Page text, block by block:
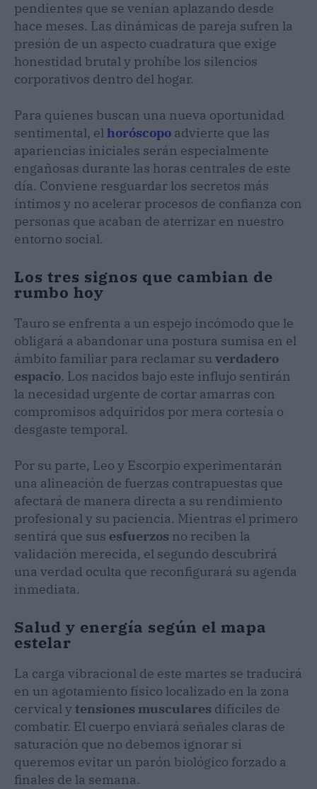
pendientes que se venían aplazando desde
hace meses. Las dinámicas de pareja sufren la
presión de un aspecto cuadratura que exige
honestidad brutal y prohíbe los silencios
corporativos dentro del hogar.
Para quienes buscan una nueva oportunidad
sentimental, elhoróscopo advierte que las
apariencias iniciales serán especialmente
engañosas durante las horas centrales de este
día. Conviene resguardar los secretos más
íntimos y no acelerar procesos de confianza con
personas que acaban de aterrizar en nuestro
entorno social.
Los tres signos que cambian de
rumbo hoy
Tauro se enfrenta a un espejo incómodo que le
obligará a abandonar una postura sumisa en el
ámbito familiar para reclamar suverdadero
espacio. Los nacidos bajo este influjo sentirán
la necesidad urgente de cortar amarras con
compromisos adquiridos por mera cortesía o
desgaste temporal.
Por su parte, Leo y Escorpio experimentarán
una alineación de fuerzas contrapuestas que
afectará de manera directa a su rendimiento
profesional y su paciencia. Mientras el primero
sentirá que sus esfuerzos no reciben la
validación merecida, el segundo descubrirá
una verdad oculta que reconfigurará su agenda
inmediata.
Salud y energía según el mapa
estelar
La carga vibracional de este martes se traducirá
en un agotamiento físico localizado en la zona
cervical ytensiones musculares difíciles de
combatir. El cuerpo enviará señales claras de
saturación que no debemos ignorar si
queremos evitar un parón biológico forzado a
finales de la semana.